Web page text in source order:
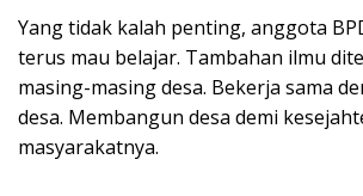
Yang tidak kalah penting, anggota
terus mau belajar. Tambahan ilmu
masing-masing desa. Bekerja sama
desa. Membangun desa demi
masyarakatnya.